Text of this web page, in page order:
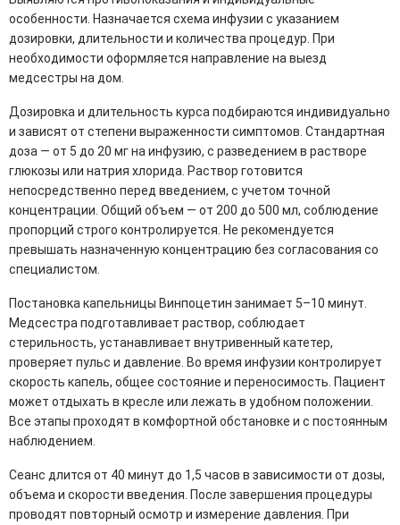
особенности. Назначается схема инфузии с указанием
дозировки, длительности и количества процедур. При
необходимости оформляется направление на выезд
медсестры на дом.
Дозировка и длительность курса подбираются индивидуально
и зависят от степени выраженности симптомов. Стандартная
доза — от 5 до 20 мг на инфузию, с разведением в растворе
глюкозы или натрия хлорида. Раствор готовится
непосредственно перед введением, с учетом точной
концентрации. Общий объем — от 200 до 500 мл, соблюдение
пропорций строго контролируется. Не рекомендуется
превышать назначенную концентрацию без согласования со
специалистом.
Постановка капельницы Винпоцетин занимает 5–10 минут.
Медсестра подготавливает раствор, соблюдает
стерильность, устанавливает внутривенный катетер,
проверяет пульс и давление. Во время инфузии контролирует
скорость капель, общее состояние и переносимость. Пациент
может отдыхать в кресле или лежать в удобном положении.
Все этапы проходят в комфортной обстановке и с постоянным
наблюдением.
Сеанс длится от 40 минут до 1,5 часов в зависимости от дозы,
объема и скорости введения. После завершения процедуры
проводят повторный осмотр и измерение давления. При